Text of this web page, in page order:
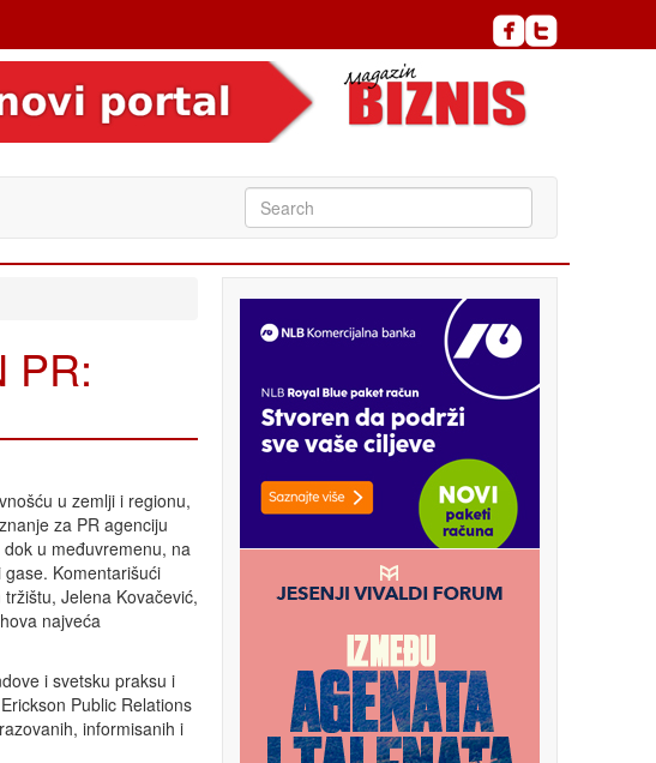
PR:
u zemlji i regionu,
za PR agenciju
u međuvremenu, na
Komentarišući
Jelena Kovačević,
najveća
i svetsku praksu i
Public Relations
informisanih i